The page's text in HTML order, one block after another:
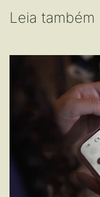
Leia também